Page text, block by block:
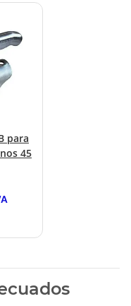
para
45